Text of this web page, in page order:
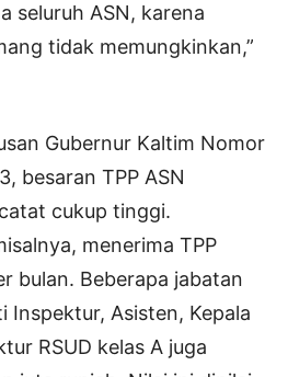
seluruh ASN, karena
tidak memungkinkan,”
Gubernur Kaltim Nomor
besaran TPP ASN
cukup tinggi.
menerima TPP
bulan. Beberapa jabatan
Inspektur, Asisten, Kepala
RSUD kelas A juga